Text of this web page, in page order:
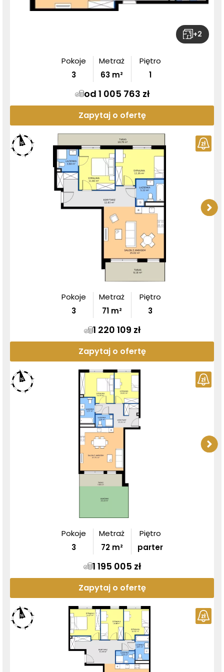
+2
Pokoje
3
Metraż
63 m²
Piętro
1
od 1 005 763 zł
Zapytaj o ofertę
Pokoje
3
Metraż
71m²
Piętro
3
1 220 109 zł
Zapytaj o ofertę
Pokoje
3
Metraż
72m²
Piętro
parter
1 195 005 zł
Zapytaj o ofertę